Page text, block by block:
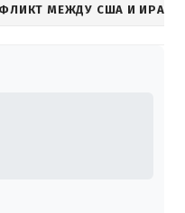
МЕЖДУ США И